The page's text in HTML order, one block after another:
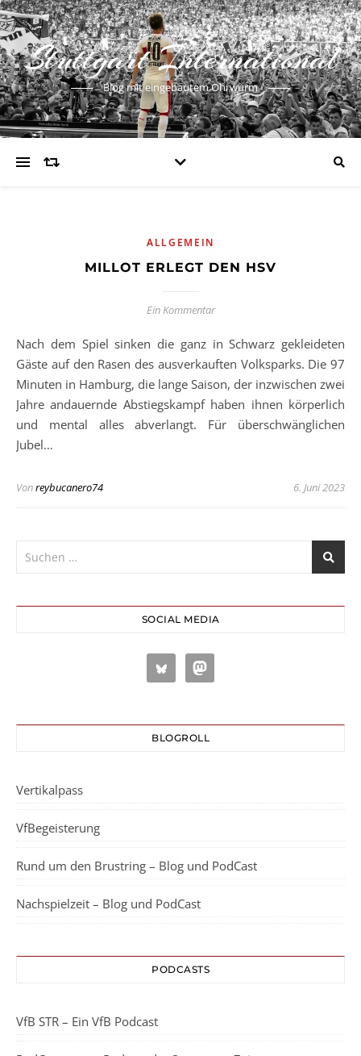
Stuttgart International
Blog mit eingebautem Ohrwurm
ALLGEMEIN
MILLOT ERLEGT DEN HSV
Ein Kommentar
Nach dem Spiel sinken die ganz in Schwarz gekleideten
Gäste auf den Rasen des ausverkauften Volksparks. Die 97
Minuten in Hamburg, die lange Saison, der inzwischen zwei
Jahre andauernde Abstiegskampf haben ihnen körperlich
und mental alles abverlangt. Für überschwänglichen
Jubel…
Vonreybucanero74 6. Juni 2023
SOCIAL MEDIA
BLOGROLL
Vertikalpass
VfBegeisterung
Rund um den Brustring – Blog und PodCast
Nachspielzeit – Blog und PodCast
PODCASTS
VfB STR – Ein VfB Podcast